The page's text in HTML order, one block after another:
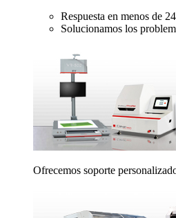
Respuesta en menos de
Solucionamos los
Ofrecemos soporte